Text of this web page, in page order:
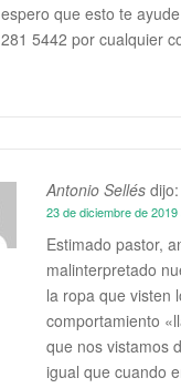
espero que esto te
281 5442 por cualquier
Antonio Sellés dijo:
23 de diciembre de
Estimado pastor,
malinterpretado
la ropa que visten
comportamiento
que nos vistamos
igual que cuando